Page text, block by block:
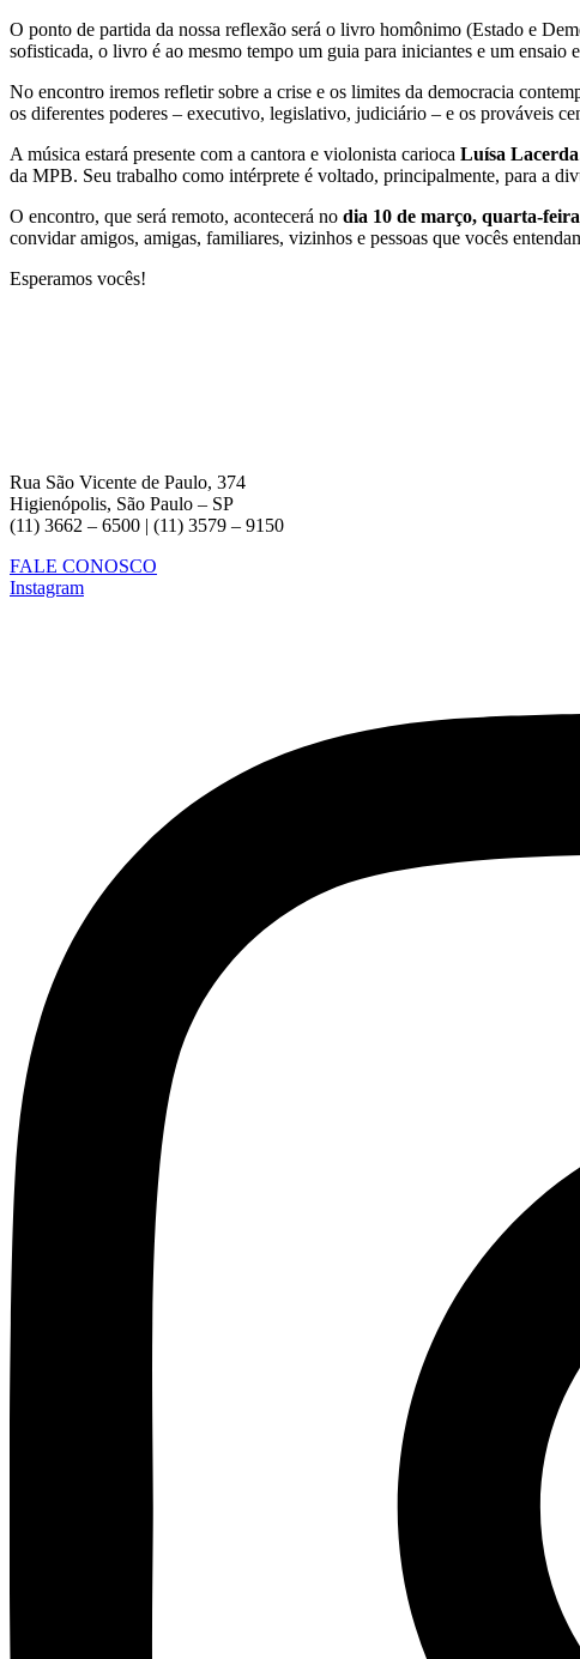
O ponto de partida da nossa reflexão será o livro homônimo (Estado e
sofisticada, o livro é ao mesmo tempo um guia para iniciantes e um
No encontro iremos refletir sobre a crise e os limites da democracia
os diferentes poderes – executivo, legislativo, judiciário – e os prováveis
A música estará presente com a cantora e violonista carioca Luísa Lacerda
da MPB. Seu trabalho como intérprete é voltado, principalmente, para a
O encontro, que será remoto, acontecerá no dia 10 de março, quarta-
convidar amigos, amigas, familiares, vizinhos e pessoas que vocês
Esperamos vocês!
Rua São Vicente de Paulo, 374
Higienópolis, São Paulo – SP
(11) 3662 – 6500 | (11) 3579 – 9150
FALE CONOSCO
Instagram